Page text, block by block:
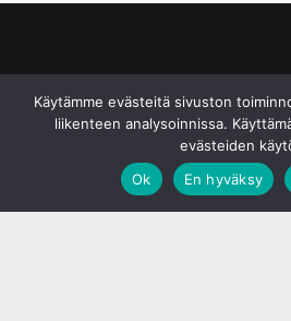
Käytämme evästeitä sivuston
liikenteen analysoinnissa.
evästeiden
Ok
En hyväksy